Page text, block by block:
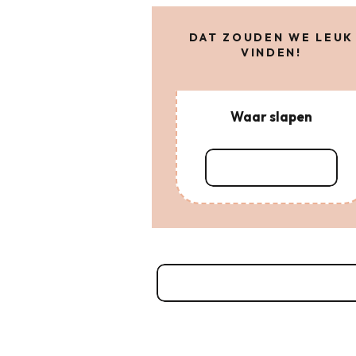
DAT ZOUDEN WE LEUK
VINDEN!
Waar slapen